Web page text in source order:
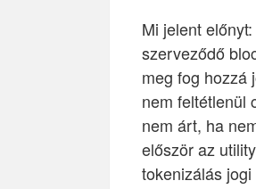
Mi jelent
szerveződő
meg fog hozzá
nem feltétlenül
nem árt, ha
először az
tokenizálás